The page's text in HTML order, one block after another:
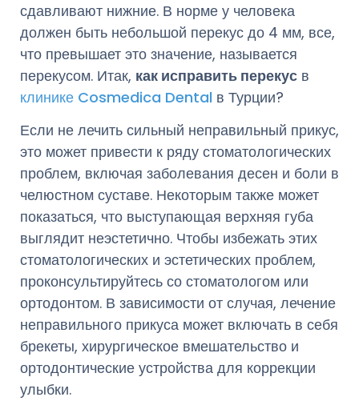
сдавливают нижние. В норме у человека
должен быть небольшой перекус до 4 мм, все,
что превышает это значение, называется
перекусом. Итак, как исправить перекус в
клинике Cosmedica Dental в Турции?
Если не лечить сильный неправильный прикус,
это может привести к ряду стоматологических
проблем, включая заболевания десен и боли в
челюстном суставе. Некоторым также может
показаться, что выступающая верхняя губа
выглядит неэстетично. Чтобы избежать этих
стоматологических и эстетических проблем,
проконсультируйтесь со стоматологом или
ортодонтом. В зависимости от случая, лечение
неправильного прикуса может включать в себя
брекеты, хирургическое вмешательство и
ортодонтические устройства для коррекции
улыбки.